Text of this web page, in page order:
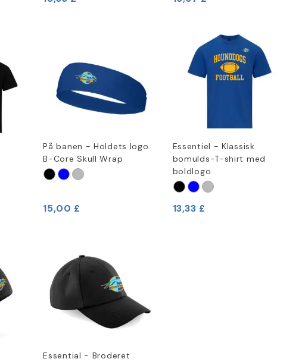
På banen - Holdets logo
B-Core Skull Wrap
15,00 £
Essentiel - Klassisk
bomulds-T-shirt med
boldlogo
13,33 £
Essential - Broderet